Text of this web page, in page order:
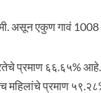
असून एकुण गावं
प्रमाण ६६.६५%
प्रमाण